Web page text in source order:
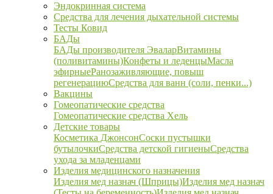
Эндокринная система
Средства для лечения дыхательной системы
Тесты Ковид
БАДы
БАДы производителя ЭваларВитамины
(поливитамины)Конфеты и леденцыМасла
эфирныеРанозаживляющие, повыш
регенерациюСредства для ванн (соли, пенки...)
Вакцины
Гомеопатические средства
Гомеопатические средства Хель
Детские товары
Косметика ДжонсонСоски пустышки
бутылочкиСредства детской гигиеныСредства
ухода за младенцами
Изделия медицинского назначения
Изделия мед назнач (Шприцы)Изделия мед назнач